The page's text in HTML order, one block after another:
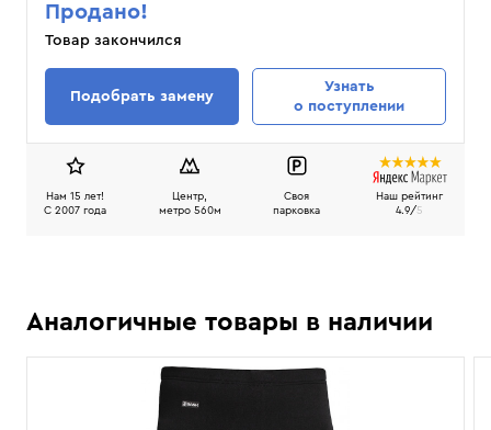
Продано!
Товар закончился
Подобрать замену
Узнать
о поступлении
Нам 15 лет!
C 2007 года
Центр,
метро 560м
Своя
парковка
Наш рейтинг
4.9/5
Аналогичные товары в наличии